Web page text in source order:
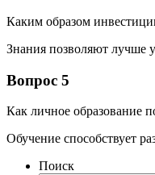
Каким образом
Знания позволяют лучше
Вопрос 5
Как личное образование
Обучение способствует
Поиск